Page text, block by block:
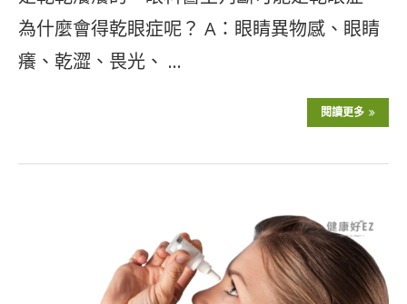
為什麼會得乾眼症呢？ A：眼睛異物感、眼睛
癢、乾澀、畏光、 …
閱讀更多